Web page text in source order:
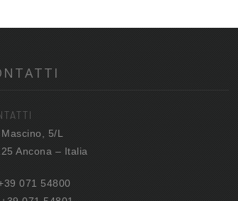
5/L
Ancona – Italia
071 54800